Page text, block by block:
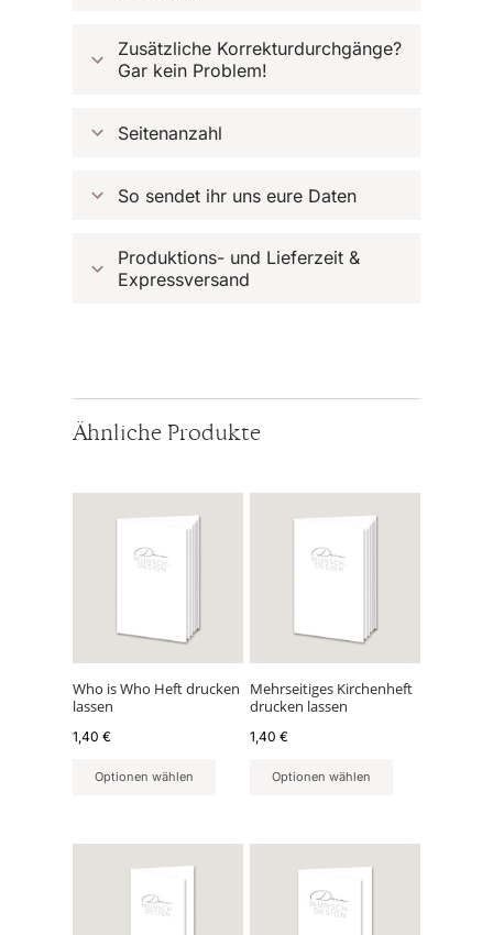
Zusätzliche Korrekturdurchgänge?
Gar kein Problem!
Seitenanzahl
So sendet ihr uns eure Daten
Produktions- und Lieferzeit &
Expressversand
Ähnliche Produkte
Who is Who Heft drucken
lassen
1,40 €
Optionen wählen
Mehrseitiges Kirchenheft
drucken lassen
1,40€
Optionen wählen